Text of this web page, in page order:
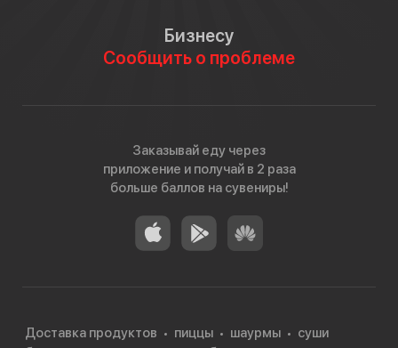
Бизнесу
Сообщить о проблеме
Заказывай еду через
приложение и получай в 2 раза
больше баллов на сувениры!
Доставка продуктов пиццы шаурмы
суши